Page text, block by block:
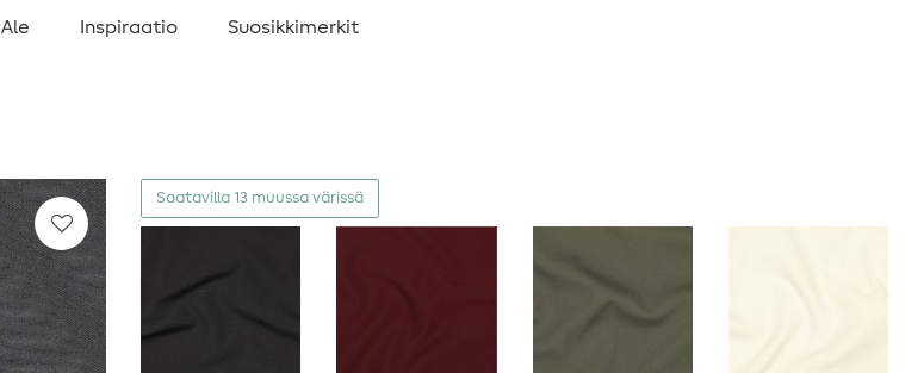
Ale Inspiraatio Suosikkimerkit
Saatavilla 13 muussa värissä